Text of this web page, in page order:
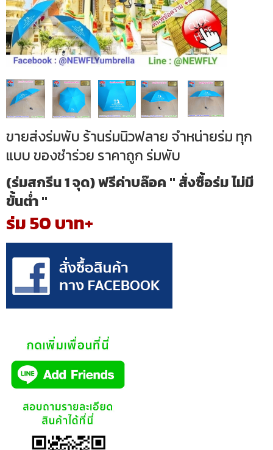
ขายส่งร่มพับ ร้านร่มนิวฟลาย จำหน่ายร่ม ทุก
แบบ ของชำร่วย ราคาถูก ร่มพับ
(ร่มสกรีน 1 จุด) ฟรีค่าบล๊อค " สั่งซื้อร่ม ไม่มี
ขั้นต่ำ "
ร่ม 50 บาท+